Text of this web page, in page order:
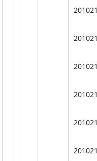
201021
201021
201021
201021
201021
201021